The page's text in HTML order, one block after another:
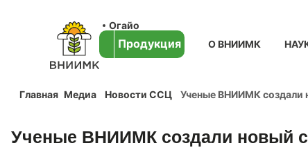
Огайо
Продукция О ВНИИМК
Главная Медиа Новости ССЦ Ученые ВНИИМК создали
Ученые ВНИИМК создали новый